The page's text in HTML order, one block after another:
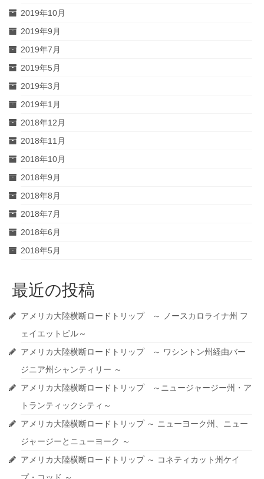
2019年10月
2019年9月
2019年7月
2019年5月
2019年3月
2019年1月
2018年12月
2018年11月
2018年10月
2018年9月
2018年8月
2018年7月
2018年6月
2018年5月
最近の投稿
アメリカ大陸横断ロードトリップ ～ ノースカロライナ州 フ
ェイエットビル～
アメリカ大陸横断ロードトリップ ～ ワシントン州経由バー
ジニア州シャンティリー ～
アメリカ大陸横断ロードトリップ ～ニュージャージー州・ア
トランティックシティ～
アメリカ大陸横断ロードトリップ ～ ニューヨーク州、ニュー
ジャージーとニューヨーク ～
アメリカ大陸横断ロードトリップ ～ コネティカット州ケイ